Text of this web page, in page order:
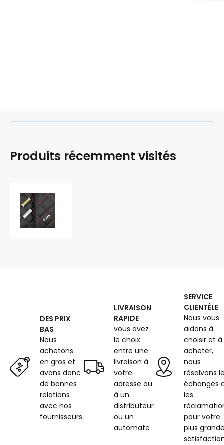
Produits récemment visités
fil
DES PRIX
BAS
Nous
achetons
en gros et
avons donc
de bonnes
relations
avec nos
fournisseurs.
LIVRAISON
RAPIDE
vous avez
le choix
entre une
livraison à
votre
adresse ou
à un
distributeur
ou un
automate
SERVICE
CLIENTÈLE
Nous vous
aidons à
choisir et à
acheter,
nous
résolvons
échanges
les
pour votre
plus